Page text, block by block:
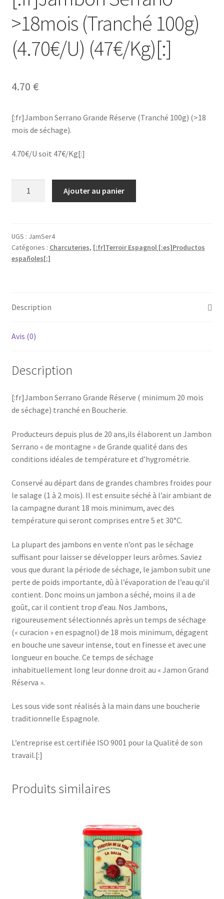
>18mois (Tranché 100g)
(4.70€/U) (47€/Kg)[:]
4.70 €
[:fr]Jambon Serrano Grande Réserve (Tranché 100g) (>18
mois de séchage).
4.70€/U soit 47€/Kg[:]
>18mois
(Tranché
100g)
Ajouter au panier
UGS : JamSer4
Catégories : Charcuteries, [:fr]Terroir Espagnol [:es]Productos
españoles[:]
Description
Avis (0)
Description
[:fr]Jambon Serrano Grande Réserve ( minimum 20 mois
de séchage) tranché en Boucherie.
Producteurs depuis plus de 20 ans,ils élaborent un Jambon
Serrano « de montagne » de Grande qualité dans des
conditions idéales de température et d’hygrométrie.
Conservé au départ dans de grandes chambres froides pour
le salage (1 à 2 mois). Il est ensuite séché à l’air ambiant de
la campagne durant 18 mois minimum, avec des
température qui seront comprises entre 5 et 30°C.
La plupart des jambons en vente n’ont pas le séchage
suffisant pour laisser se développer leurs arômes. Saviez
vous que durant la période de séchage, le jambon subit une
perte de poids importante, dû à l’évaporation de l’eau qu’il
contient. Donc moins un jambon a séché, moins il a de
goût, car il contient trop d’eau. Nos Jambons,
rigoureusement sélectionnés après un temps de séchage
(« curacion » en espagnol) de 18 mois minimum, dégagent
en bouche une saveur intense, tout en finesse et avec une
longueur en bouche. Ce temps de séchage
inhabituellement long leur donne droit au « Jamon Grand
Réserva ».
Les sous vide sont réalisés à la main dans une boucherie
traditionnelle Espagnole.
L’entreprise est certifiée ISO 9001 pour la Qualité de son
travail.[:]
Produits similaires